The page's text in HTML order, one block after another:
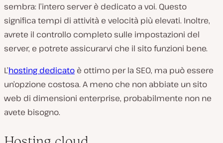
sembra: l’intero server è dedicato a voi. Questo
significa tempi di attività e velocità più elevati. Inoltre,
avrete il controllo completo sulle impostazioni del
server, e potrete assicurarvi che il sito funzioni bene.
L’hosting dedicato è ottimo per la SEO, ma può essere
un’opzione costosa. A meno che non abbiate un sito
web di dimensioni enterprise, probabilmente non ne
avete bisogno.